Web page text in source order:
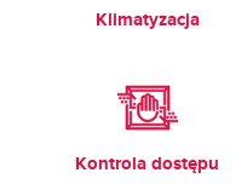
Klimatyzacja
Kontrola dostępu